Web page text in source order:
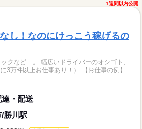
1週間以内公開
し！なのにけっこう稼げるの
クなど…。 幅広いドライバーのオシゴト、
上お仕事あり！） 【お仕事の例】
達・配送
勝川駅